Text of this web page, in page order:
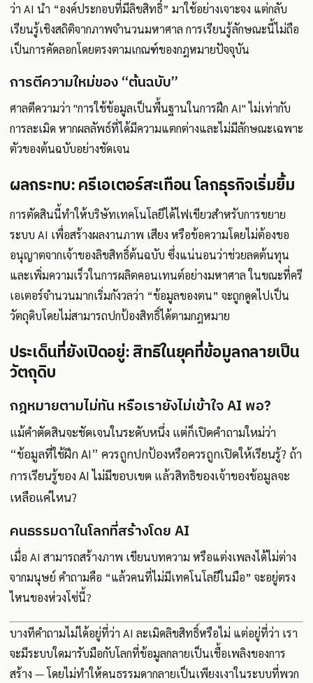
ว่า AI นำ “องค์ประกอบที่มีลิขสิทธิ์” มาใช้อย่างเจาะจง แต่กลับ
เรียนรู้เชิงสถิติจากภาพจำนวนมหาศาล การเรียนรู้ลักษณะนี้ไม่ถือ
เป็นการคัดลอกโดยตรงตามเกณฑ์ของกฎหมายปัจจุบัน
การตีความใหม่ของ “ต้นฉบับ”
ศาลตีความว่า "การใช้ข้อมูลเป็นพื้นฐานในการฝึก AI" ไม่เท่ากับ
การละเมิด หากผลลัพธ์ที่ได้มีความแตกต่างและไม่มีลักษณะเฉพาะ
ตัวของต้นฉบับอย่างชัดเจน
ผลกระทบ: ครีเอเตอร์สะเทือน โลกธุรกิจเริ่มยิ้ม
การตัดสินนี้ทำให้บริษัทเทคโนโลยีได้ไฟเขียวสำหรับการขยาย
ระบบ AI เพื่อสร้างผลงานภาพ เสียง หรือข้อความโดยไม่ต้องขอ
อนุญาตจากเจ้าของลิขสิทธิ์ต้นฉบับ ซึ่งแน่นอนว่าช่วยลดต้นทุน
และเพิ่มความเร็วในการผลิตคอนเทนต์อย่างมหาศาล ในขณะที่ครี
เอเตอร์จำนวนมากเริ่มกังวลว่า “ข้อมูลของตน” จะถูกดูดไปเป็น
วัตถุดิบโดยไม่สามารถปกป้องสิทธิ์ได้ตามกฎหมาย
ประเด็นที่ยังเปิดอยู่: สิทธิในยุคที่ข้อมูลกลายเป็น
วัตถุดิบ
กฎหมายตามไม่ทัน หรือเรายังไม่เข้าใจ AI พอ?
แม้คำตัดสินจะชัดเจนในระดับหนึ่ง แต่ก็เปิดคำถามใหม่ว่า
“ข้อมูลที่ใช้ฝึก AI” ควรถูกปกป้องหรือควรถูกเปิดให้เรียนรู้? ถ้า
การเรียนรู้ของ AI ไม่มีขอบเขต แล้วสิทธิของเจ้าของข้อมูลจะ
เหลือแค่ไหน?
คนธรรมดาในโลกที่สร้างโดย AI
เมื่อ AI สามารถสร้างภาพ เขียนบทความ หรือแต่งเพลงได้ไม่ต่าง
จากมนุษย์ คำถามคือ “แล้วคนที่ไม่มีเทคโนโลยีในมือ” จะอยู่ตรง
ไหนของห่วงโซ่นี้?
บางทีคำถามไม่ได้อยู่ที่ว่า AI ละเมิดลิขสิทธิ์หรือไม่ แต่อยู่ที่ว่า เรา
จะมีระบบใดมารับมือกับโลกที่ข้อมูลกลายเป็นเชื้อเพลิงของการ
สร้าง — โดยไม่ทำให้คนธรรมดากลายเป็นเพียงเงาในระบบที่พวก